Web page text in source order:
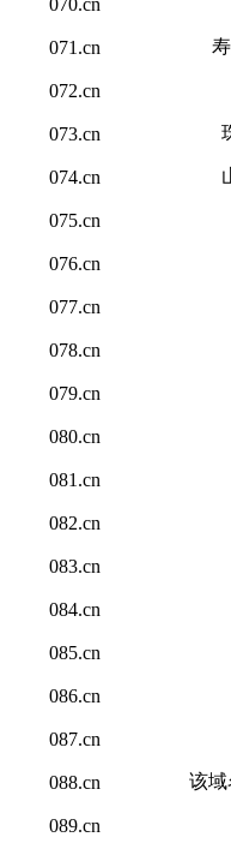
071.cn
072.cn
073.cn
074.cn
075.cn
076.cn
077.cn
078.cn
079.cn
080.cn
081.cn
082.cn
083.cn
084.cn
085.cn
086.cn
087.cn
088.cn 该域
089.cn